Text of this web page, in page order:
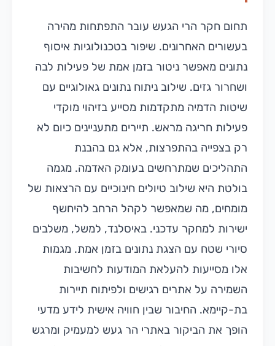
תחום חקר הרי הגעש עובר התפתחות מהירה
בעשורים האחרונים. שיפור בטכנולוגיות איסוף
נתונים מאפשר ניטור בזמן אמת של פעילות לבה
ושחרור גזים. שילוב ניתוח נתונים גאולוגיים עם
שיטות הדמיה מתקדמות מסייע בזיהוי מוקדי
פעילות חריגה מראש. תיירים מתעניינים כיום לא
רק בצפייה בהתפרצות, אלא גם בהבנת
התהליכים שמתרחשים בעומק האדמה. מגמה
בולטת היא שילוב טיולים חינוכיים עם הרצאות של
מומחים, מה שמאפשר לקהל הרחב להיחשף
ישירות למחקר עדכני. באיסלנד, למשל, משלבים
סיורי שטח עם הצגת נתונים בזמן אמת. מגמות
אלו מסייעות להעלאת המודעות לחשיבות
השמירה על אתרים רגישים ולפיתוח תיירות
בת-קיימא. החיבור שבין חוויה אישית לידע מדעי
הופך את הביקור באתרי הר געש למעמיק ומרגש